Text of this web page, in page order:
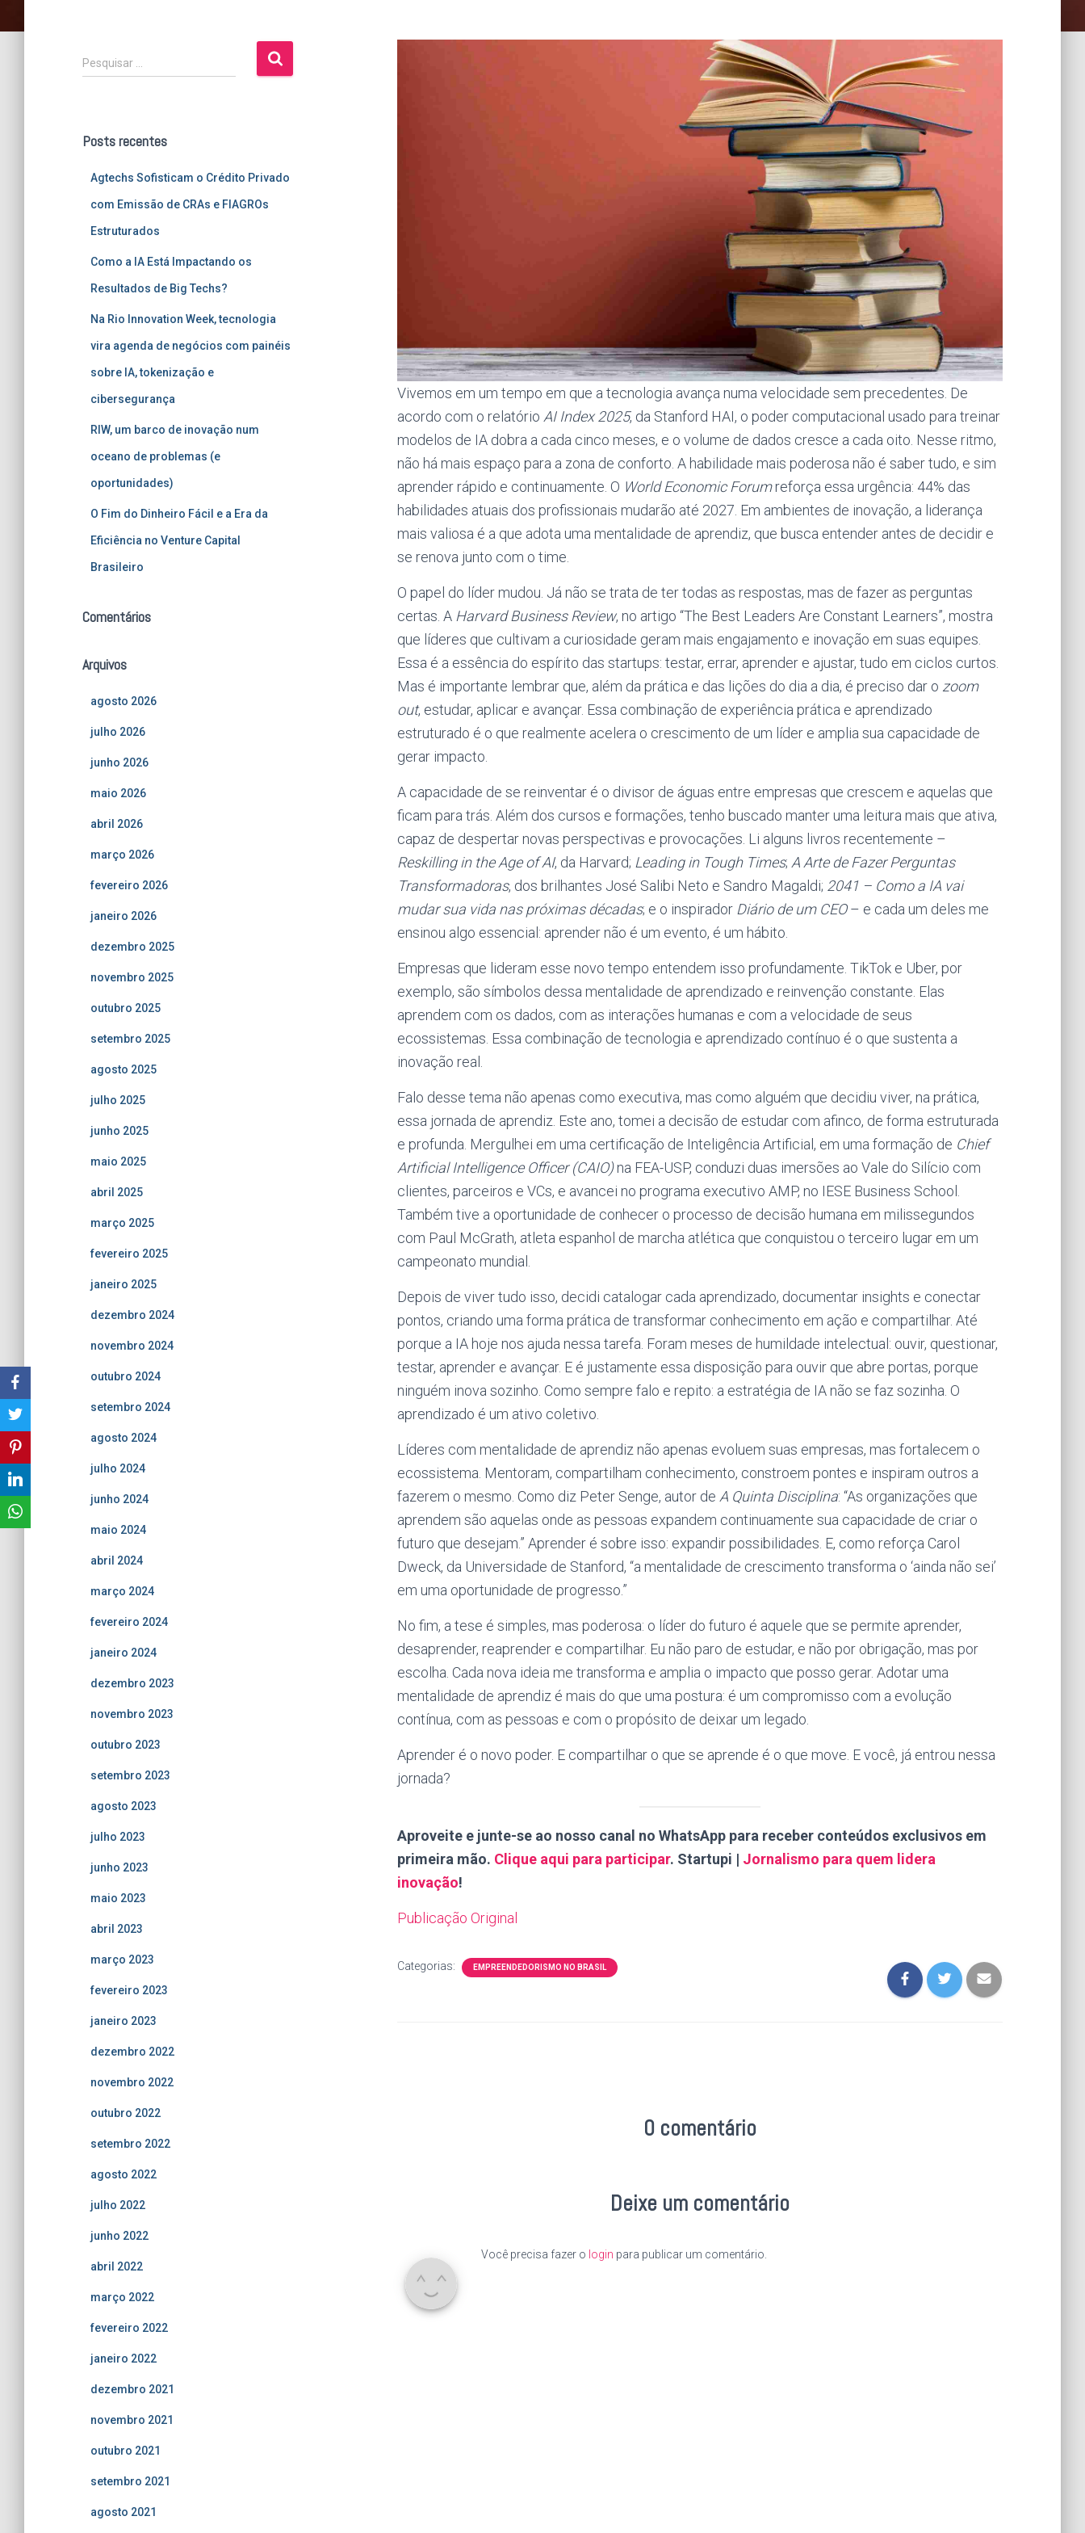
P
e
i
Pesquisar …
Posts recentes
Agtechs Sofisticam o Crédito Privado
com Emissão de CRAs e FIAGROs
Estruturados
Como a IA Está Impactando os
Resultados de Big Techs?
Na Rio Innovation Week, tecnologia
vira agenda de negócios com painéis
sobre IA, tokenização e
cibersegurança
RIW, um barco de inovação num
oceano de problemas (e
oportunidades)
O Fim do Dinheiro Fácil e a Era da
Eficiência no Venture Capital
Brasileiro
Comentários
Arquivos
agosto 2026
julho 2026
junho 2026
maio 2026
abril 2026
março 2026
fevereiro 2026
janeiro 2026
dezembro 2025
novembro 2025
outubro 2025
setembro 2025
agosto 2025
julho 2025
junho 2025
maio 2025
abril 2025
março 2025
fevereiro 2025
janeiro 2025
dezembro 2024
novembro 2024
outubro 2024
setembro 2024
agosto 2024
julho 2024
junho 2024
maio 2024
abril 2024
março 2024
fevereiro 2024
janeiro 2024
dezembro 2023
novembro 2023
outubro 2023
setembro 2023
agosto 2023
julho 2023
junho 2023
maio 2023
abril 2023
março 2023
fevereiro 2023
janeiro 2023
dezembro 2022
novembro 2022
outubro 2022
setembro 2022
agosto 2022
julho 2022
junho 2022
abril 2022
março 2022
fevereiro 2022
janeiro 2022
dezembro 2021
novembro 2021
outubro 2021
setembro 2021
agosto 2021
Vivemos em um tempo em que a tecnologia avança numa velocidade sem precedentes. De
acordo com o relatório AI Index 2025, da Stanford HAI, o poder computacional usado para treinar
modelos de IA dobra a cada cinco meses, e o volume de dados cresce a cada oito. Nesse ritmo,
não há mais espaço para a zona de conforto. A habilidade mais poderosa não é saber tudo, e sim
aprender rápido e continuamente. O World Economic Forumreforça essa urgência: 44% das
habilidades atuais dos profissionais mudarão até 2027. Em ambientes de inovação, a liderança
mais valiosa é a que adota uma mentalidade de aprendiz, que busca entender antes de decidir e
se renova junto com o time.
O papel do líder mudou. Já não se trata de ter todas as respostas, mas de fazer as perguntas
certas. A Harvard Business Review, no artigo “The Best Leaders Are Constant Learners”, mostra
que líderes que cultivam a curiosidade geram mais engajamento e inovação em suas equipes.
Essa é a essência do espírito das startups: testar, errar, aprender e ajustar, tudo em ciclos curtos.
Mas é importante lembrar que, além da prática e das lições do dia a dia, é preciso dar o zoom
out, estudar, aplicar e avançar. Essa combinação de experiência prática e aprendizado
estruturado é o que realmente acelera o crescimento de um líder e amplia sua capacidade de
gerar impacto.
A capacidade de se reinventar é o divisor de águas entre empresas que crescem e aquelas que
ficam para trás. Além dos cursos e formações, tenho buscado manter uma leitura mais que ativa,
capaz de despertar novas perspectivas e provocações. Li alguns livros recentemente –
Reskilling in the Age of AI, da Harvard; Leading in Tough Times; A Arte de Fazer Perguntas
Transformadoras, dos brilhantes José Salibi Neto e Sandro Magaldi; 2041 – Como a IA vai
mudar sua vida nas próximas décadas; e o inspirador Diário de um CEO– e cada um deles me
ensinou algo essencial: aprender não é um evento, é um hábito.
Empresas que lideram esse novo tempo entendem isso profundamente. TikTok e Uber, por
exemplo, são símbolos dessa mentalidade de aprendizado e reinvenção constante. Elas
aprendem com os dados, com as interações humanas e com a velocidade de seus
ecossistemas. Essa combinação de tecnologia e aprendizado contínuo é o que sustenta a
inovação real.
Falo desse tema não apenas como executiva, mas como alguém que decidiu viver, na prática,
essa jornada de aprendiz. Este ano, tomei a decisão de estudar com afinco, de forma estruturada
e profunda. Mergulhei em uma certificação de Inteligência Artificial, em uma formação de Chief
Artificial Intelligence Officer (CAIO)na FEA-USP, conduzi duas imersões ao Vale do Silício com
clientes, parceiros e VCs, e avancei no programa executivo AMP, no IESE Business School.
Também tive a oportunidade de conhecer o processo de decisão humana em milissegundos
com Paul McGrath, atleta espanhol de marcha atlética que conquistou o terceiro lugar em um
campeonato mundial.
Depois de viver tudo isso, decidi catalogar cada aprendizado, documentar insights e conectar
pontos, criando uma forma prática de transformar conhecimento em ação e compartilhar. Até
porque a IA hoje nos ajuda nessa tarefa. Foram meses de humildade intelectual: ouvir, questionar,
testar, aprender e avançar. E é justamente essa disposição para ouvir que abre portas, porque
ninguém inova sozinho. Como sempre falo e repito: a estratégia de IA não se faz sozinha. O
aprendizado é um ativo coletivo.
Líderes com mentalidade de aprendiz não apenas evoluem suas empresas, mas fortalecem o
ecossistema. Mentoram, compartilham conhecimento, constroem pontes e inspiram outros a
fazerem o mesmo. Como diz Peter Senge, autor de A Quinta Disciplina: “As organizações que
aprendem são aquelas onde as pessoas expandem continuamente sua capacidade de criar o
futuro que desejam.” Aprender é sobre isso: expandir possibilidades. E, como reforça Carol
Dweck, da Universidade de Stanford, “a mentalidade de crescimento transforma o ‘ainda não sei’
em uma oportunidade de progresso.”
No fim, a tese é simples, mas poderosa: o líder do futuro é aquele que se permite aprender,
desaprender, reaprender e compartilhar. Eu não paro de estudar, e não por obrigação, mas por
escolha. Cada nova ideia me transforma e amplia o impacto que posso gerar. Adotar uma
mentalidade de aprendiz é mais do que uma postura: é um compromisso com a evolução
contínua, com as pessoas e com o propósito de deixar um legado.
Aprender é o novo poder. E compartilhar o que se aprende é o que move. E você, já entrou nessa
jornada?
Aproveite e junte-se ao nosso canal no WhatsApp para receber conteúdos exclusivos em
primeira mão. Clique aqui para participar. Startupi | Jornalismo para quem lidera
inovação!
Publicação Original
Categorias: EMPREENDEDORISMO NO BRASIL
0 comentário
Deixe um comentário
Você precisa fazer o login para publicar um comentário.